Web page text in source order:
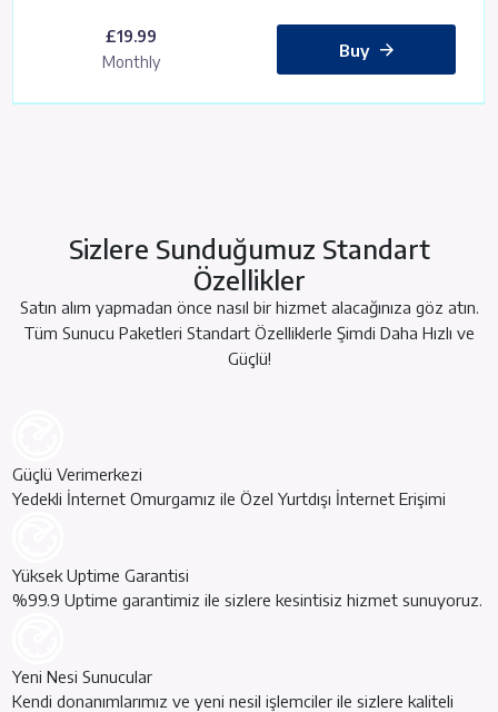
£19.99
Monthly
Buy
Sizlere Sunduğumuz Standart
Özellikler
Satın alım yapmadan önce nasıl bir hizmet alacağınıza göz atın.
Tüm Sunucu Paketleri Standart Özelliklerle Şimdi Daha Hızlı ve
Güçlü!
Güçlü Verimerkezi
Yedekli İnternet Omurgamız ile Özel Yurtdışı İnternet Erişimi
Yüksek Uptime Garantisi
%99.9 Uptime garantimiz ile sizlere kesintisiz hizmet sunuyoruz.
Yeni Nesi Sunucular
Kendi donanımlarımız ve yeni nesil işlemciler ile sizlere kaliteli